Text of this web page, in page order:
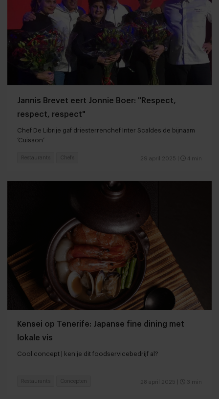
Jannis Brevet eert Jonnie Boer: "Respect,
respect, respect"
Chef De Librije gaf driesterrenchef Inter Scaldes de bijnaam
‘Cuisson’
29 april 2025 4 min
Restaurants Chefs
Kensei op Tenerife: Japanse fine dining met
lokale vis
Cool concept | ken je dit foodservicebedrijf al?
28 april 2025 3 min
Restaurants Concepten